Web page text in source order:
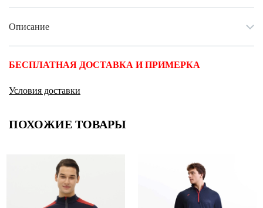
Описание
БЕСПЛАТНАЯ ДОСТАВКА И ПРИМЕРКА
Условия доставки
ПОХОЖИЕ ТОВАРЫ